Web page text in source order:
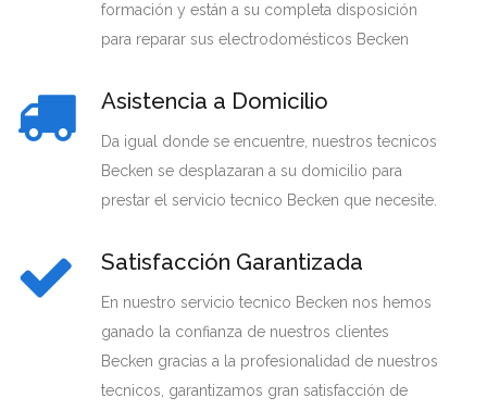
formación y están a su completa disposición
para reparar sus electrodomésticos Becken
Asistencia a Domicilio
Da igual donde se encuentre, nuestros tecnicos
Becken se desplazaran a su domicilio para
prestar el servicio tecnico Becken que necesite.
Satisfacción Garantizada
En nuestro servicio tecnico Becken nos hemos
ganado la confianza de nuestros clientes
Becken gracias a la profesionalidad de nuestros
tecnicos, garantizamos gran satisfacción de